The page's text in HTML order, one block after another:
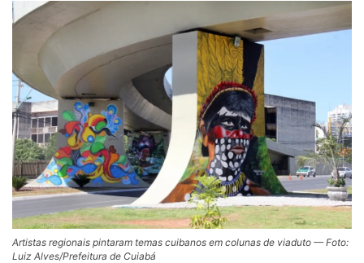
Artistas regionais pintaram temas cuibanos em colunas de viaduto — Foto:
Luiz Alves/Prefeitura de Cuiabá